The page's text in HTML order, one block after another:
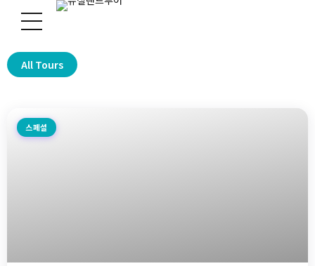
All Tours
스페셜